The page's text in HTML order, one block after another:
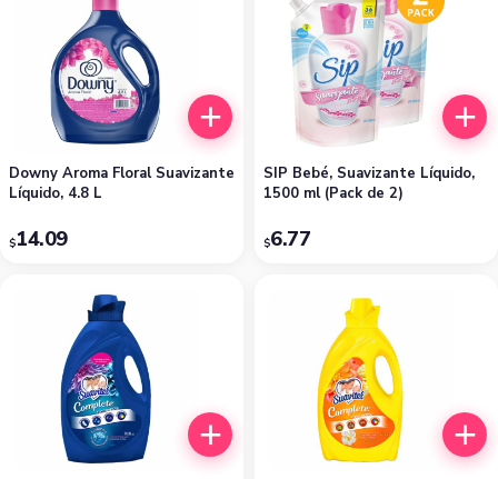
Downy Aroma Floral Suavizante
Líquido, 4.8 L
$14.09
SIP Bebé, Suavizante Líquido,
1500 ml (Pack de 2)
$6.77